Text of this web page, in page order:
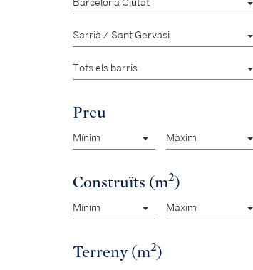
Barcelona Ciutat
Sarrià / Sant Gervasi
Tots els barris
Preu
Mínim Màxim
Construïts (m2)
Mínim Màxim
Terreny (m2)